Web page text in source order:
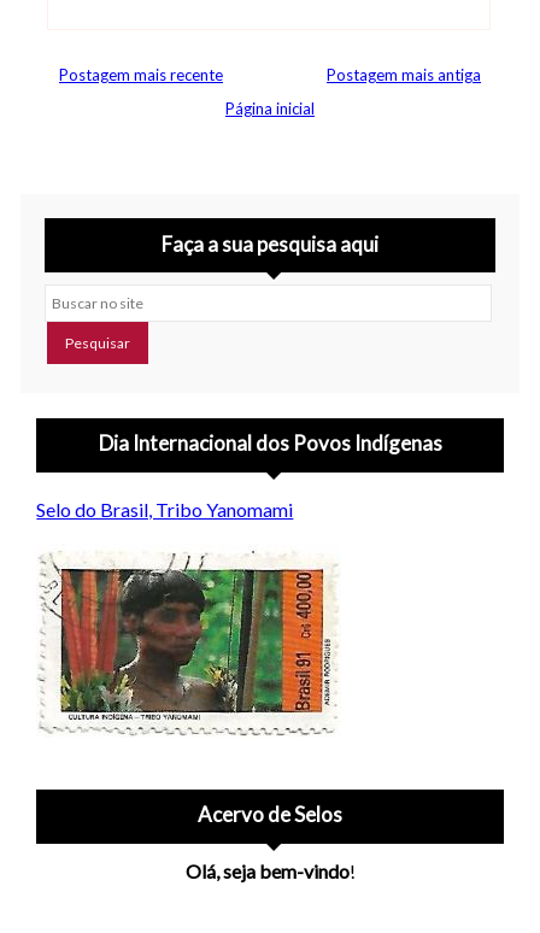
Postagem mais recente
Postagem mais antiga
Página inicial
Faça a sua pesquisa aqui
Buscar no site
Dia Internacional dos Povos Indígenas
Selo do Brasil, Tribo Yanomami
Acervo de Selos
Olá, seja bem-vindo!